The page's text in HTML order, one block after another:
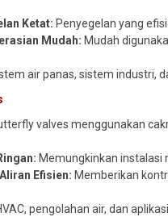
Ketat: Penyegelan yang
Mudah: Mudah
air panas, sistem industri,
valves menggunakan
Memungkinkan instalasi
Efisien: Memberikan
pengolahan air, dan